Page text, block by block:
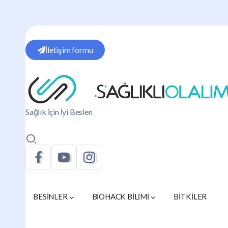
İletişim formu
Sağlık İçin İyi Beslen
BESİNLER BİOHACK BİLİMİ BİTKİLER